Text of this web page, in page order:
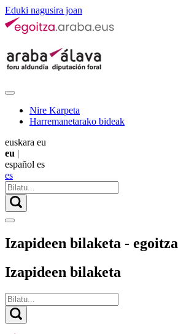
Eduki nagusira joan
Nire Karpeta
Harremanetarako bideak
euskara eu
eu |
español es
es
Izapideen bilaketa - egoitza
Izapideen bilaketa